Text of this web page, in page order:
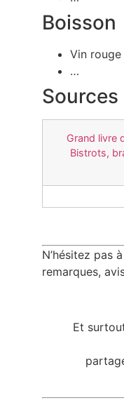
Boisson
Vin rouge
…
Grand livre
Bistrots,
N’hésitez pas
remarques,
Et